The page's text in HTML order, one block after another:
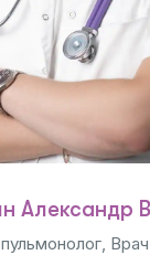
Александр